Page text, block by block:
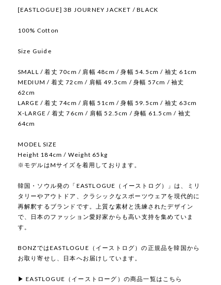
[EASTLOGUE] 3B JOURNEY JACKET / BLACK
100% Cotton
Size Guide
SMALL / 着丈 70cm / 肩幅 48cm / 身幅 54.5cm / 袖丈 61cm
MEDIUM / 着丈 72cm / 肩幅 49.5cm / 身幅 57cm / 袖丈
62cm
LARGE / 着丈 74cm / 肩幅 51cm / 身幅 59.5cm / 袖丈 63cm
X-LARGE / 着丈 76cm / 肩幅 52.5cm / 身幅 61.5cm / 袖丈
64cm
MODEL SIZE
Height 184cm / Weight 65kg
※モデルはMサイズを着用しております。
韓国・ソウル発の「EASTLOGUE（イーストログ）」は、ミリ
タリーやアウトドア、クラシックなスポーツウェアを現代的に
再解釈するブランドです。上質な素材と洗練されたデザイン
で、日本のファッション愛好家からも高い支持を集めていま
す。
BONZではEASTLOGUE（イーストログ）の正規品を韓国から
お取り寄せし、日本へお届けしています。
▶ EASTLOGUE（イーストローグ）の商品一覧はこちら